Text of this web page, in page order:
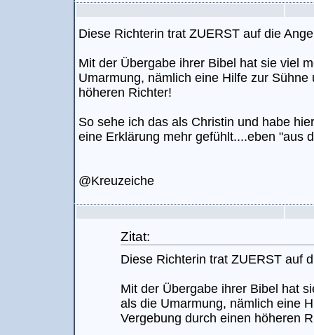
Diese Richterin trat ZUERST auf die
Mit der Übergabe ihrer Bibel hat sie viel
Umarmung, nämlich eine Hilfe zur
höheren Richter!
So sehe ich das als Christin und habe
eine Erklärung mehr gefühlt....eben "aus
@Kreuzeiche
Zitat:
Diese Richterin trat ZUERST auf
Mit der Übergabe ihrer Bibel hat
als die Umarmung, nämlich eine
Vergebung durch einen höheren